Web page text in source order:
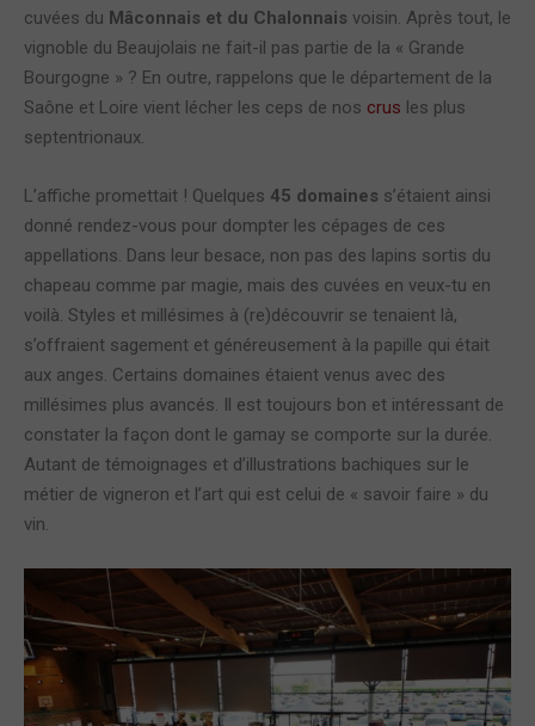
cuvées du Mâconnais et du Chalonnais voisin. Après tout, le
vignoble du Beaujolais ne fait-il pas partie de la « Grande
Bourgogne » ? En outre, rappelons que le département de la
Saône et Loire vient lécher les ceps de nos crus les plus
septentrionaux.
L’affiche promettait ! Quelques 45 domaines s’étaient ainsi
donné rendez-vous pour dompter les cépages de ces
appellations. Dans leur besace, non pas des lapins sortis du
chapeau comme par magie, mais des cuvées en veux-tu en
voilà. Styles et millésimes à (re)découvrir se tenaient là,
s’offraient sagement et généreusement à la papille qui était
aux anges. Certains domaines étaient venus avec des
millésimes plus avancés. Il est toujours bon et intéressant de
constater la façon dont le gamay se comporte sur la durée.
Autant de témoignages et d’illustrations bachiques sur le
métier de vigneron et l’art qui est celui de « savoir faire » du
vin.